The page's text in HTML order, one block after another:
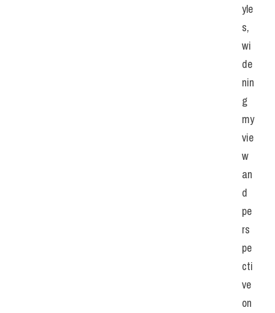
yle
s,
wi
de
nin
g
my
vie
w
an
d
pe
rs
pe
cti
ve
on